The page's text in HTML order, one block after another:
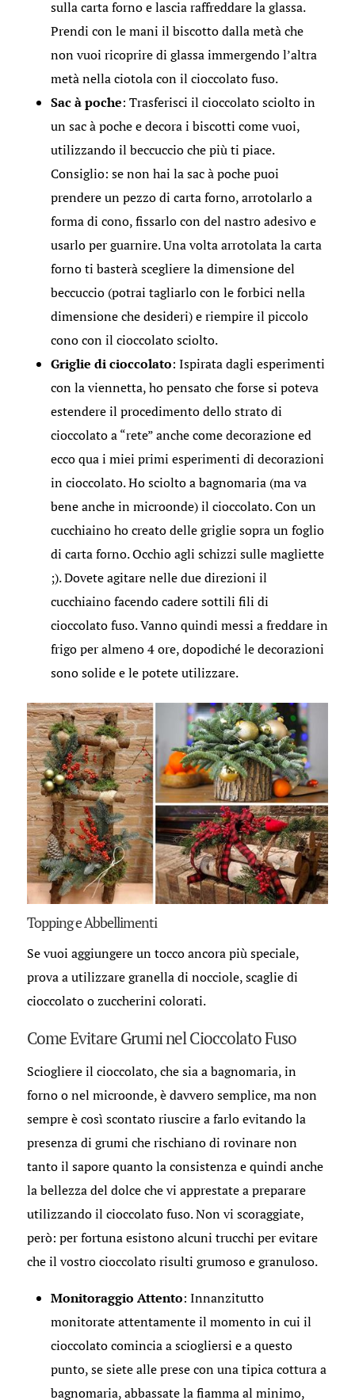
sulla carta forno e lascia raffreddare la glassa.
Prendi con le mani il biscotto dalla metà che
non vuoi ricoprire di glassa immergendo l’altra
metà nella ciotola con il cioccolato fuso.
Sac à poche: Trasferisci il cioccolato sciolto in
un sac à poche e decora i biscotti come vuoi,
utilizzando il beccuccio che più ti piace.
Consiglio: se non hai la sac à poche puoi
prendere un pezzo di carta forno, arrotolarlo a
forma di cono, fissarlo con del nastro adesivo e
usarlo per guarnire. Una volta arrotolata la carta
forno ti basterà scegliere la dimensione del
beccuccio (potrai tagliarlo con le forbici nella
dimensione che desideri) e riempire il piccolo
cono con il cioccolato sciolto.
Griglie di cioccolato: Ispirata dagli esperimenti
con la viennetta, ho pensato che forse si poteva
estendere il procedimento dello strato di
cioccolato a “rete” anche come decorazione ed
ecco qua i miei primi esperimenti di decorazioni
in cioccolato. Ho sciolto a bagnomaria (ma va
bene anche in microonde) il cioccolato. Con un
cucchiaino ho creato delle griglie sopra un foglio
di carta forno. Occhio agli schizzi sulle magliette
;). Dovete agitare nelle due direzioni il
cucchiaino facendo cadere sottili fili di
cioccolato fuso. Vanno quindi messi a freddare in
frigo per almeno 4 ore, dopodiché le decorazioni
sono solide e le potete utilizzare.
Topping e Abbellimenti
Se vuoi aggiungere un tocco ancora più speciale,
prova a utilizzare granella di nocciole, scaglie di
cioccolato o zuccherini colorati.
Come Evitare Grumi nel Cioccolato Fuso
Sciogliere il cioccolato, che sia a bagnomaria, in
forno o nel microonde, è davvero semplice, ma non
sempre è così scontato riuscire a farlo evitando la
presenza di grumi che rischiano di rovinare non
tanto il sapore quanto la consistenza e quindi anche
la bellezza del dolce che vi apprestate a preparare
utilizzando il cioccolato fuso. Non vi scoraggiate,
però: per fortuna esistono alcuni trucchi per evitare
che il vostro cioccolato risulti grumoso e granuloso.
Monitoraggio Attento: Innanzitutto
monitorate attentamente il momento in cui il
cioccolato comincia a sciogliersi e a questo
punto, se siete alle prese con una tipica cottura a
bagnomaria, abbassate la fiamma al minimo,